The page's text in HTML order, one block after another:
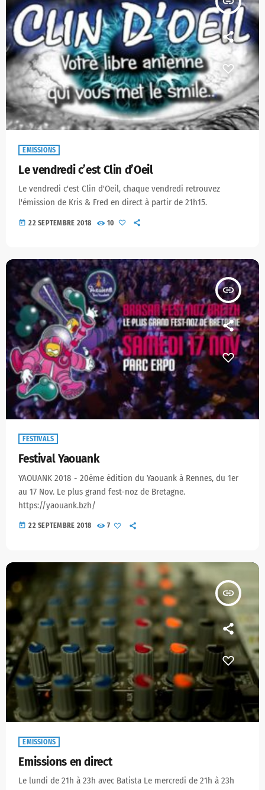
EMISSIONS
Le vendredi c’est Clin d’Oeil
Le vendredi c'est Clin d'Oeil, chaque vendredi retrouvez
l'émission de Kris & Fred en direct à partir de 21h15.
today 22 SEPTEMBRE 2018 10
insert_link
FESTIVALS
Festival Yaouank
YAOUANK 2018 - 20ème édition du Yaouank à Rennes, du 1er
au 17 Nov. Le plus grand fest-noz de Bretagne.
https://yaouank.bzh/
today 22 SEPTEMBRE 2018 7
insert_link
EMISSIONS
Emissions en direct
Le lundi de 21h à 23h avec Batista Le mercredi de 21h à 23h